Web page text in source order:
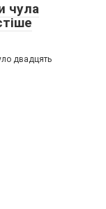
чула
двадцять